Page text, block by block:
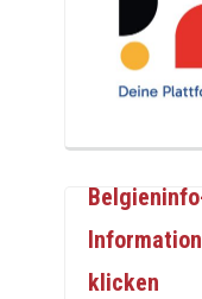
klicken